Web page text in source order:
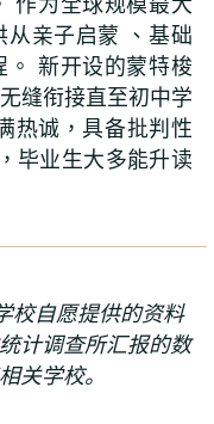
作为全球规模最大
从亲子启蒙 、基础
。新开设的蒙特梭
缝衔接直至初中学
热诚， 具备批判性
，毕业生大多能升读
校自愿提供的资料
计调查所汇报的数
关学校。